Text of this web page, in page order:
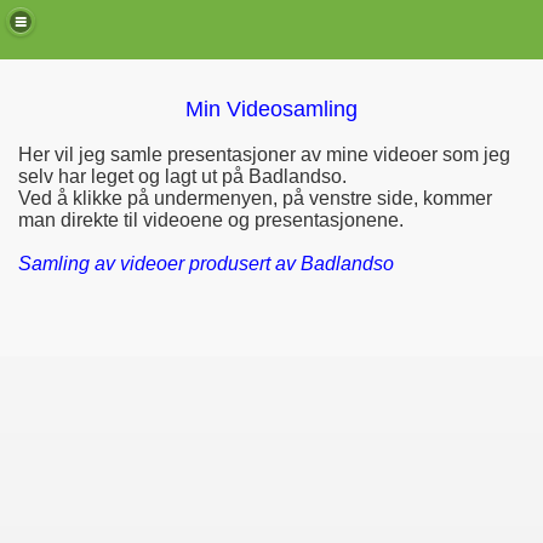
Min Videosamling
Her vil jeg samle presentasjoner av mine videoer som jeg
selv har leget og lagt ut på Badlandso.
Ved å klikke på undermenyen, på venstre side, kommer
man direkte til videoene og presentasjonene.
Samling av videoer produsert av Badlandso